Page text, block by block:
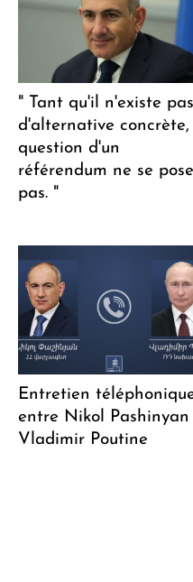
" Tant qu'il n'existe pas
d'alternative concrète,
question d'un
référendum ne se pose
pas. "
Entretien
entre Nikol
Vladimir Poutine